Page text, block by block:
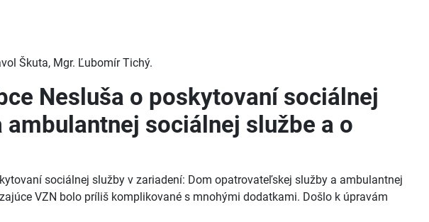
Škuta, Mgr. Ľubomír Tichý.
Nesluša o poskytovaní sociálnej
sociálnej službe a o
sociálnej služby v zariadení: Dom opatrovateľskej služby a ambulantnej
VZN bolo príliš komplikované s mnohými dodatkami. Došlo k úpravám